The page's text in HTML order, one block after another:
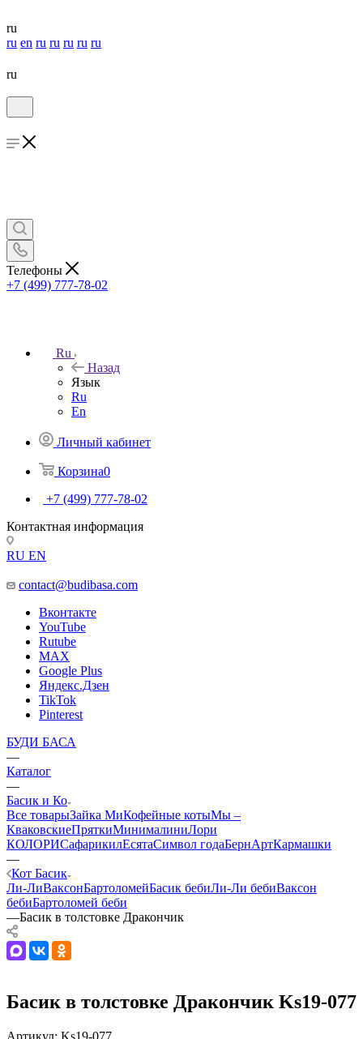
ru
ru en ru ru ru ru ru
ru
Телефоны
+7 (499) 777-78-02
Ru
Назад
Язык
Ru
En
Личный кабинет
Корзина0
+7 (499) 777-78-02
Контактная информация
RU EN
contact@budibasa.com
Вконтакте
YouTube
Rutube
MAX
Google Plus
Яндекс.Дзен
TikTok
Pinterest
БУДИ БАСА
—
Каталог
—
Басик и Ко
Все товарыЗайка МиКофейные котыМы –
КваковскиеПряткиМинималиниЛори
КОЛОРИСафарикилЕсятаСимвол годаБернАртКармашки
—
Кот Басик
Ли-ЛиВаксонБартоломейБасик бебиЛи-Ли бебиВаксон
бебиБартоломей беби
—Басик в толстовке Дракончик
Басик в толстовке Дракончик Ks19-077
Артикул: Ks19-077